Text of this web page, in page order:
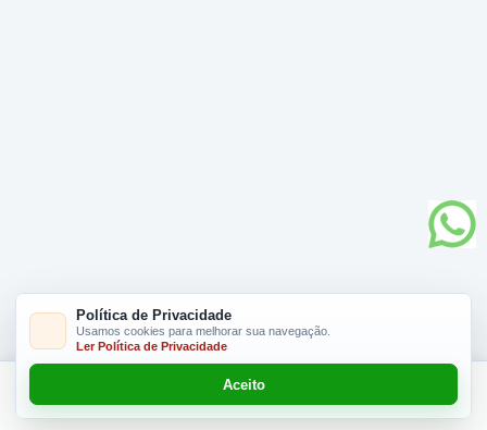
Este produto não é vendido neste dia!
Política de Privacidade
Usamos cookies para melhorar sua navegação.
Ler Política de Privacidade
Aceito